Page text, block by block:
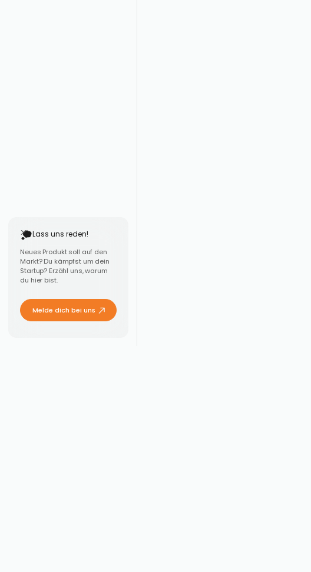
Lass uns reden!
Neues Produkt soll auf den
Markt? Du kämpfst um dein
Startup? Erzähl uns, warum
du hier bist.
Melde dich bei uns